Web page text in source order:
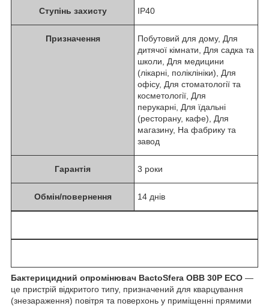
Ступінь захисту IP40
Призначення
Побутовий для дому, Для
дитячої кімнати, Для садка та
школи, Для медицини
(лікарні, поліклініки), Для
офісу, Для стоматології та
косметології, Для
перукарні, Для їдальні
(ресторану, кафе), Для
магазину, На фабрику та
завод
Гарантія 3 роки
Обмін/повернення 14 днів
Бактерицидний опромінювач BactoSfera OBB 30P ECO —
це пристрій відкритого типу, призначений для кварцування
(знезараження) повітря та поверхонь у приміщенні прямими